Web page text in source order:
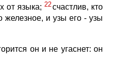
от языка;22счастлив, кто
железное, и узы его - узы
он и не угаснет: он